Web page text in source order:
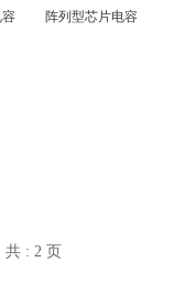
阵列型芯片电容
共 : 2 页